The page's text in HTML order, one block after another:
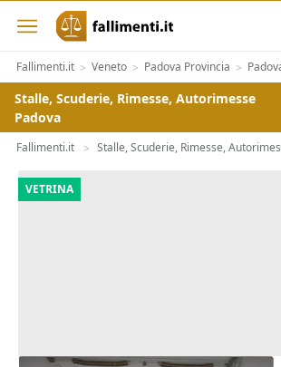
Fallimenti.it > Veneto > Padova Provincia >
Stalle, Scuderie, Rimesse, Autorimesse
Padova
Fallimenti.it > Stalle, Scuderie, Rimesse,
VETRINA